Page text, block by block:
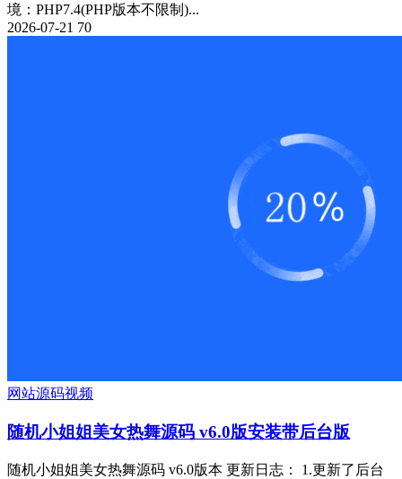
境：PHP7.4(PHP版本不限制)...
2026-07-21 70
网站源码视频
随机小姐姐美女热舞源码 v6.0版安装带后台版
随机小姐姐美女热舞源码 v6.0版本 更新日志： 1.更新了后台